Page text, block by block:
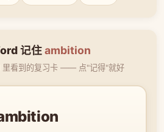
记住ambition
里看到的复习卡 —— 点"记得"就好